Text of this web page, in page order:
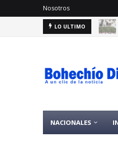
Nosotros
LO ULTIMO
NACIONALES